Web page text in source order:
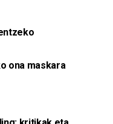
ona maskara